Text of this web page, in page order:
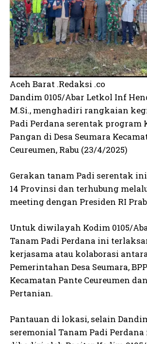
Aceh Barat .Redaksi .co
Dandim 0105/Abar Letkol Inf
M.Si., menghadiri rangkaian
Padi Perdana serentak program
Pangan di Desa Seumara
Ceureumen, Rabu (23/4/2025)
Gerakan tanam Padi serentak
14 Provinsi dan terhubung
meeting dengan Presiden RI
Untuk diwilayah Kodim 0105/
Tanam Padi Perdana ini
kerjasama atau kolaborasi
Pemerintahan Desa Seumara,
Kecamatan Pante Ceureumen
Pertanian.
Pantauan di lokasi, selain
seremonial Tanam Padi